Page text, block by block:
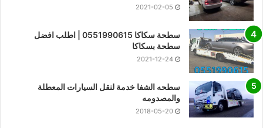
2021-02-05
سطحة سكاكا 0551990615 | اطلب افضل
سطحة بسكاكا
2021-12-24
سطحه الشفا خدمة لنقل السيارات المعطلة
والمصدومه
2018-05-20